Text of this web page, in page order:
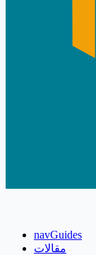
navGuides
مقالات